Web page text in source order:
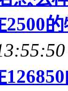
2500